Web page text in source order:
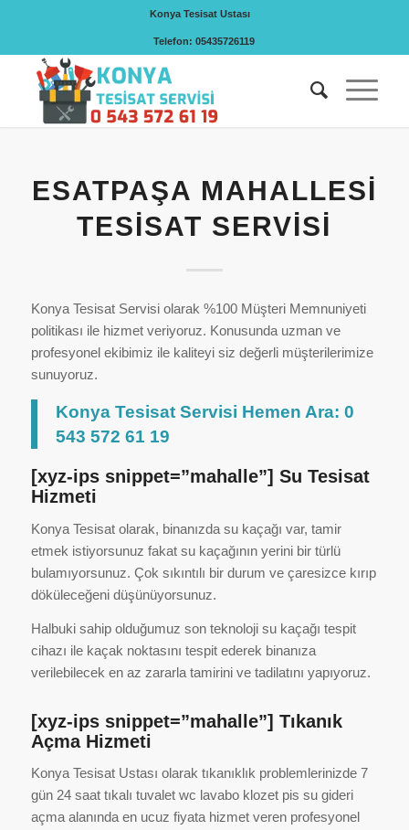
Konya Tesisat Ustası
Telefon: 05435726119
ESATPAŞA MAHALLESI
TESISAT SERVISI
Konya Tesisat Servisi olarak %100 Müşteri Memnuniyeti
politikası ile hizmet veriyoruz. Konusunda uzman ve
profesyonel ekibimiz ile kaliteyi siz değerli müşterilerimize
sunuyoruz.
Konya Tesisat Servisi Hemen Ara: 0
543 572 61 19
[xyz-ips snippet=”mahalle”] Su Tesisat
Hizmeti
Konya Tesisat olarak, binanızda su kaçağı var, tamir
etmek istiyorsunuz fakat su kaçağının yerini bir türlü
bulamıyorsunuz. Çok sıkıntılı bir durum ve çaresizce kırıp
döküleceğeni düşünüyorsunuz.
Halbuki sahip olduğumuz son teknoloji su kaçağı tespit
cihazı ile kaçak noktasını tespit ederek binanıza
verilebilecek en az zararla tamirini ve tadilatını yapıyoruz.
[xyz-ips snippet=”mahalle”] Tıkanık
Açma Hizmeti
Konya Tesisat Ustası olarak tıkanıklık problemlerinizde 7
gün 24 saat tıkalı tuvalet wc lavabo klozet pis su gideri
açma alanında en ucuz fiyata hizmet veren profesyonel